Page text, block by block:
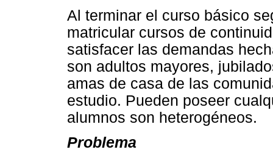
Al terminar el curso básico
matricular cursos de
satisfacer las demandas
son adultos mayores,
amas de casa de las
estudio. Pueden poseer
alumnos son heterogéneos.
Problema